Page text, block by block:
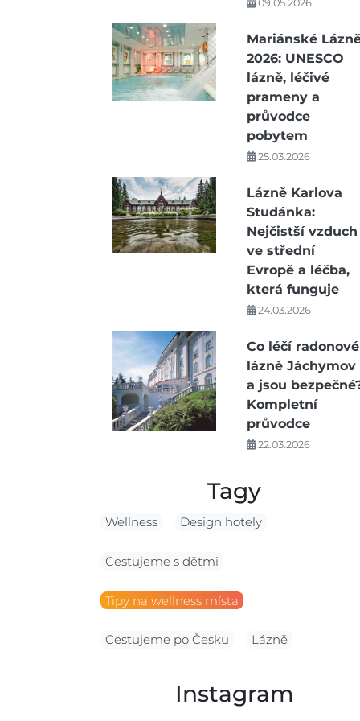
09.05.2026
Mariánské
2026: UNESCO
lázně, léčivé
prameny a
průvodce
pobytem
25.03.2026
Lázně Karlova
Studánka:
Nejčistší vzduch
ve střední
Evropě a léčba,
která funguje
24.03.2026
Co léčí radonové
lázně Jáchymov
a jsou
Kompletní
průvodce
22.03.2026
Tagy
Wellness Design hotely
Cestujeme s dětmi
Tipy na wellness místa
Cestujeme po Česku Lázně
Instagram